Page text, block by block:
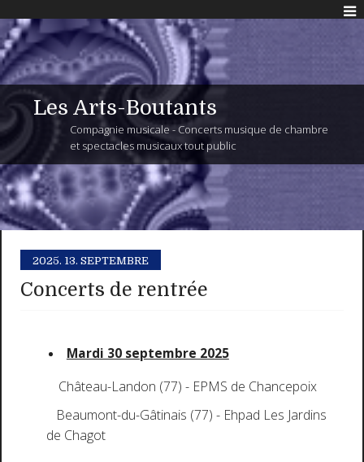
Les Arts-Boutants
Compagnie musicale - Concerts musique de chambre
et spectacles musicaux tout public
2025. 13. SEPTEMBRE
Concerts de rentrée
Mardi 30 septembre 2025
Château-Landon (77) - EPMS de Chancepoix
Beaumont-du-Gâtinais (77) - Ehpad Les Jardins
de Chagot